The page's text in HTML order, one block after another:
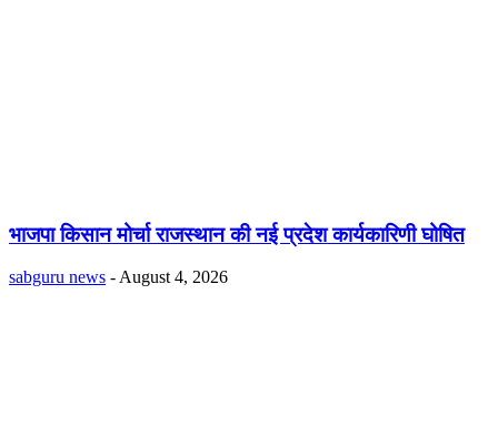
भाजपा किसान मोर्चा राजस्थान की नई प्रदेश कार्यकारिणी घोषित
sabguru news - August 4, 2026